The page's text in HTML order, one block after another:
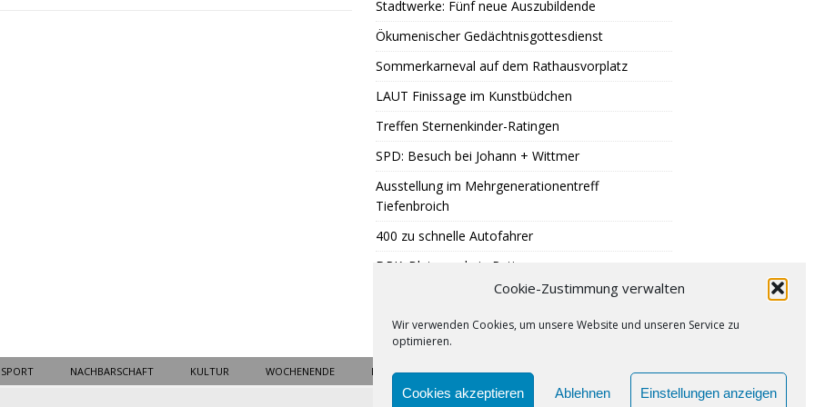
Cookie-Zustimmung verwalten
Wir verwenden Cookies, um unsere Website und unseren Service zu
optimieren.
Cookies akzeptieren Ablehnen Einstellungen anzeigen
Stadtwerke: Fünf neue Auszubildende
Ökumenischer Gedächtnisgottesdienst
Sommerkarneval auf dem Rathausvorplatz
LAUT Finissage im Kunstbüdchen
Treffen Sternenkinder-Ratingen
SPD: Besuch bei Johann + Wittmer
Ausstellung im Mehrgenerationentreff
Tiefenbroich
400 zu schnelle Autofahrer
DRK: Blutspende in Ratingen
Sommer auf Eis legen
SPORT NACHBARSCHAFT KULTUR WOCHENENDE BLICKPUNKT IMPRESSUM COOKIE-RICHTLINIE (EU)